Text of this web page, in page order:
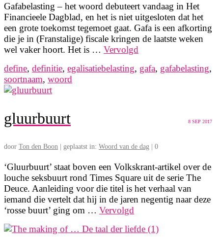
Gafabelasting – het woord debuteert vandaag in Het
Financieele Dagblad, en het is niet uitgesloten dat het
een grote toekomst tegemoet gaat. Gafa is een afkorting
die je in (Franstalige) fiscale kringen de laatste weken
wel vaker hoort. Het is … Vervolgd
define, definitie, egalisatiebelasting, gafa, gafabelasting,
soortnaam, woord
8 SEP 2017
gluurbuurt
door Ton den Boon geplaatst in: Woord van de dag 0
‘Gluurbuurt’ staat boven een Volkskrant-artikel over de
louche seksbuurt rond Times Square uit de serie The
Deuce. Aanleiding voor die titel is het verhaal van
iemand die vertelt dat hij in de jaren negentig naar deze
‘rosse buurt’ ging om … Vervolgd